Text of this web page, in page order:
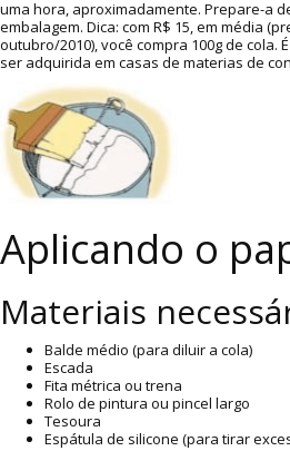
uma hora, aproximadamente. Prepare-a
embalagem. Dica: com R$ 15, em média
outubro/2010), você compra 100g de cola.
ser adquirida em casas de materias de
Aplicando o
Materiais
Balde médio (para diluir a cola)
Escada
Fita métrica ou trena
Rolo de pintura ou pincel largo
Tesoura
Espátula de silicone (para tirar